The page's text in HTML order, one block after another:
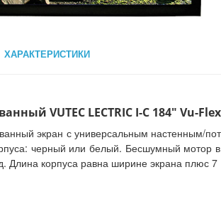
ХАРАКТЕРИСТИКИ
VUTEC LECTRIC I-С 184" Vu-
экран с универсальным настенным/
черный или белый. Бесшумный
Длина корпуса равна ширине экрана плюс 7